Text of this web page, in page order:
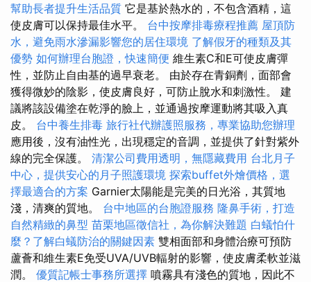
幫助長者提升生活品質 它是基於熱水的，不包含酒精，這
使皮膚可以保持最佳水平。 台中按摩排毒療程推薦 屋頂防
水，避免雨水滲漏影響您的居住環境 了解假牙的種類及其
優勢 如何辦理台胞證，快速簡便 維生素C和E可使皮膚彈
性，並防止自由基的過早衰老。 由於存在青銅劑，面部會
獲得微妙的陰影，使皮膚良好，可防止脫水和刺激性。 建
議將該設備塗在乾淨的臉上，並通過按摩運動將其吸入真
皮。 台中養生排毒 旅行社代辦護照服務，專業協助您辦理
應用後，沒有油性光，出現穩定的音調，並提供了針對紫外
線的完全保護。 清潔公司費用透明，無隱藏費用 台北月子
中心，提供安心的月子照護環境 探索buffet外燴價格，選
擇最適合的方案 Garnier太陽能是完美的日光浴，其質地
淺，清爽的質地。 台中地區的台胞證服務 隆鼻手術，打造
自然精緻的鼻型 苗栗地區徵信社，為你解決難題 白蟻怕什
麼？了解白蟻防治的關鍵因素 雙相面部和身體治療可預防
蘆薈和維生素E免受UVA/UVB輻射的影響，使皮膚柔軟並滋
潤。 優質記帳士事務所選擇 噴霧具有淺色的質地，因此不